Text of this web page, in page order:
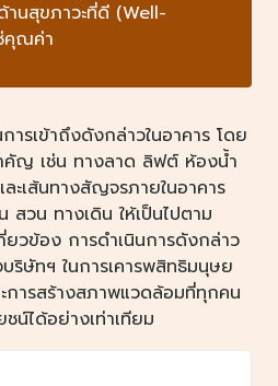
นสุขภาวะที่ดี (Well-
คุณค่า
ารเข้าถึงดังกล่าวในอาคาร โดย
ญ เช่น ทางลาด ลิฟต์ ห้องน้ำ
ะเส้นทางสัญจรภายในอาคาร
วน ทางเดิน ให้เป็นไปตาม
ยวข้อง การดำเนินการดังกล่าว
ริษัทฯ ในการเคารพสิทธิมนุษย
การสร้างสภาพแวดล้อมที่ทุกคน
ชน์ได้อย่างเท่าเทียม